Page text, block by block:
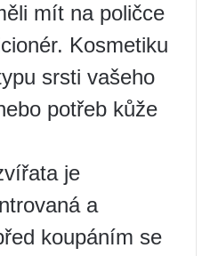
mít na poličce
Kosmetiku
srsti vašeho
potřeb kůže
je
a
koupáním se